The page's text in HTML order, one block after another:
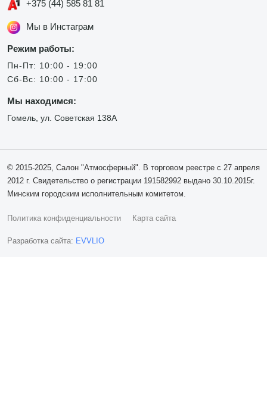
+375 (44) 585 81 81
Мы в Инстаграм
Режим работы:
Пн-Пт: 10:00 - 19:00
Сб-Вс: 10:00 - 17:00
Мы находимся:
Гомель, ул. Советская 138А
© 2015-2025, Салон "Атмосферный". В торговом реестре с 27 апреля
2012 г. Свидетельство о регистрации 191582992 выдано 30.10.2015г.
Минским городским исполнительным комитетом.
Политика конфиденциальности Карта сайта
Разработка сайта: EVVLIO